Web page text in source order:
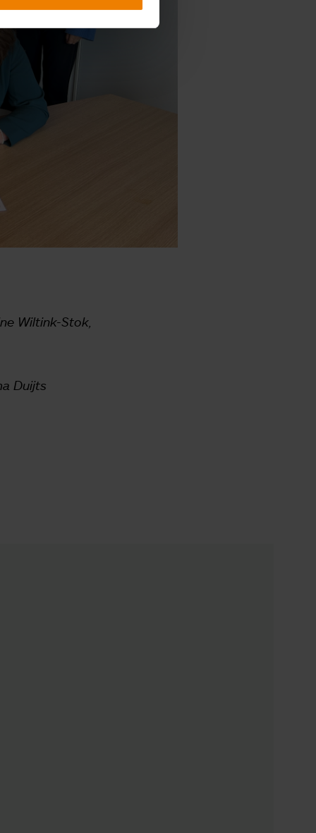
Wiltink-Stok,
Duijts